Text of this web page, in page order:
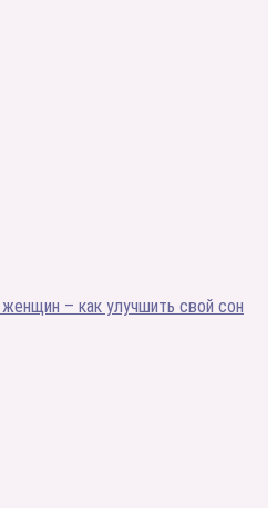
– как улучшить свой сон